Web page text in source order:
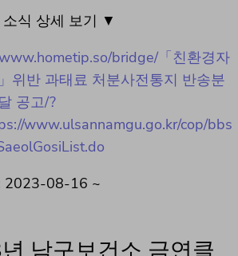
소식 상세 보기 ▼
bridge/「친환경자
위반 과태료 처분사전통지 반송분
공고/?
www.ulsannamgu.go.kr/cop/bbs
2023-08-16 ~
남구보건소 금연클